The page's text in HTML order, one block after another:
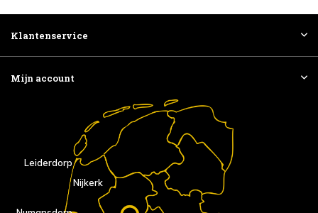
Klantenservice
Mijn account
Nijkerk
Leiderdorp